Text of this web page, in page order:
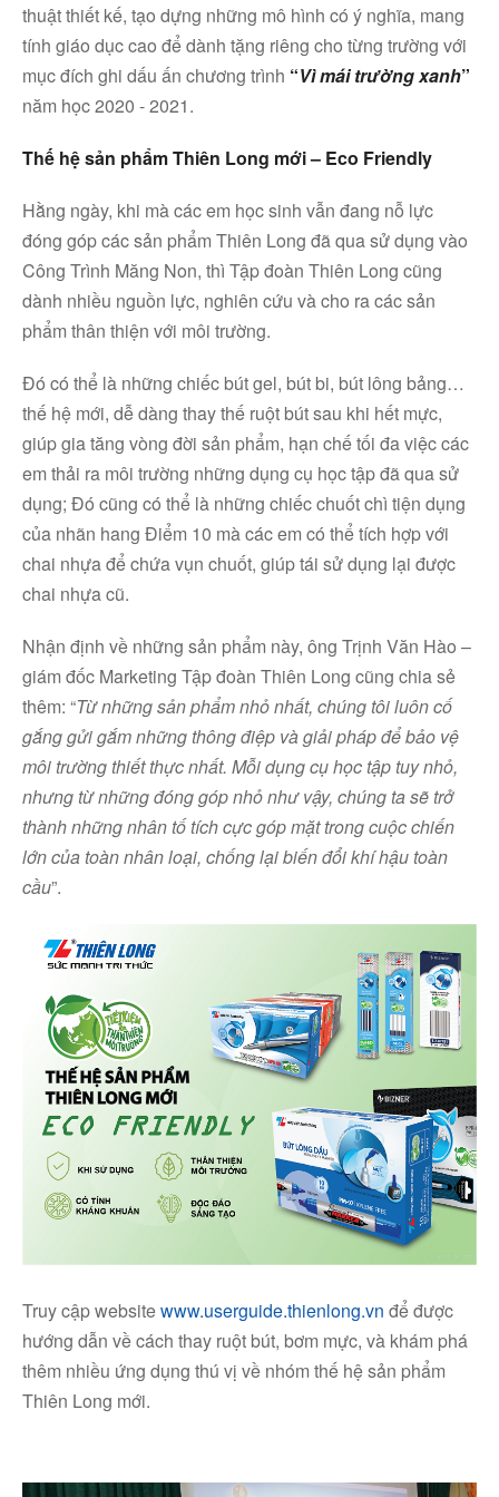
thuật thiết kế, tạo dựng những mô hình có ý nghĩa, mang
tính giáo dục cao để dành tặng riêng cho từng trường với
mục đích ghi dấu ấn chương trình “Vì mái trường xanh”
năm học 2020 - 2021.
Thế hệ sản phẩm Thiên Long mới – Eco Friendly
Hằng ngày, khi mà các em học sinh vẫn đang nỗ lực
đóng góp các sản phẩm Thiên Long đã qua sử dụng vào
Công Trình Măng Non, thì Tập đoàn Thiên Long cũng
dành nhiều nguồn lực, nghiên cứu và cho ra các sản
phẩm thân thiện với môi trường.
Đó có thể là những chiếc bút gel, bút bi, bút lông bảng…
thế hệ mới, dễ dàng thay thế ruột bút sau khi hết mực,
giúp gia tăng vòng đời sản phẩm, hạn chế tối đa việc các
em thải ra môi trường những dụng cụ học tập đã qua sử
dụng; Đó cũng có thể là những chiếc chuốt chì tiện dụng
của nhãn hang Điểm 10 mà các em có thể tích hợp với
chai nhựa để chứa vụn chuốt, giúp tái sử dụng lại được
chai nhựa cũ.
Nhận định về những sản phẩm này, ông Trịnh Văn Hào –
giám đốc Marketing Tập đoàn Thiên Long cũng chia sẻ
thêm: “Từ những sản phẩm nhỏ nhất, chúng tôi luôn cố
gắng gửi gắm những thông điệp và giải pháp để bảo vệ
môi trường thiết thực nhất. Mỗi dụng cụ học tập tuy nhỏ,
nhưng từ những đóng góp nhỏ như vậy, chúng ta sẽ trở
thành những nhân tố tích cực góp mặt trong cuộc chiến
lớn của toàn nhân loại, chống lại biến đổi khí hậu toàn
cầu”.
Truy cập websitewww.userguide.thienlong.vn để được
hướng dẫn về cách thay ruột bút, bơm mực, và khám phá
thêm nhiều ứng dụng thú vị về nhóm thế hệ sản phẩm
Thiên Long mới.